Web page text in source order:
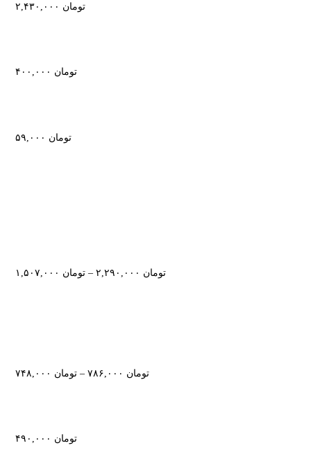
تومان
تومان
تومان
تومان – تومان
تومان – تومان
تومان